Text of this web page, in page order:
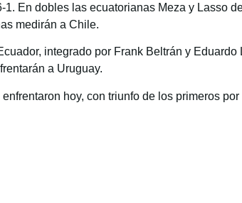
1. En dobles las ecuatorianas Meza y Lasso
medirán a Chile.
integrado por Frank Beltrán y
a Uruguay.
hoy, con triunfo de los primeros